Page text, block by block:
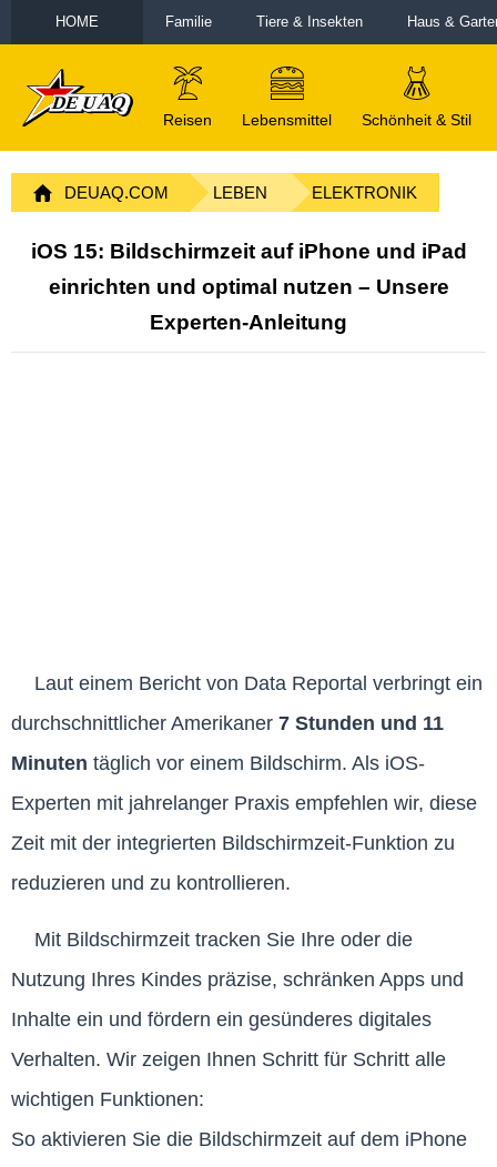
HOME Familie Tiere & Insekten Haus &
Reisen Lebensmittel Schönheit & Stil
DEUAQ.COM LEBEN ELEKTRONIK
iOS 15: Bildschirmzeit auf iPhone und iPad
einrichten und optimal nutzen – Unsere
Experten-Anleitung
Laut einem Bericht von Data Reportal verbringt ein
durchschnittlicher Amerikaner 7 Stunden und 11
Minuten täglich vor einem Bildschirm. Als iOS-
Experten mit jahrelanger Praxis empfehlen wir, diese
Zeit mit der integrierten Bildschirmzeit-Funktion zu
reduzieren und zu kontrollieren.
Mit Bildschirmzeit tracken Sie Ihre oder die
Nutzung Ihres Kindes präzise, schränken Apps und
Inhalte ein und fördern ein gesünderes digitales
Verhalten. Wir zeigen Ihnen Schritt für Schritt alle
wichtigen Funktionen:
So aktivieren Sie die Bildschirmzeit auf dem iPhone